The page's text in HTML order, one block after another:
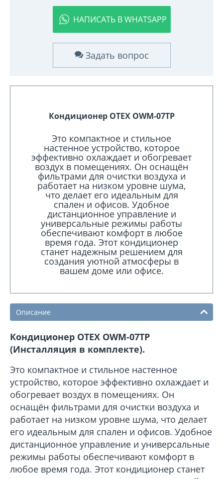
НАПИСАТЬ В WHATSAPP
Задать вопрос
Кондиционер OTEX OWM-07TP
Это компактное и стильное
настенное устройство, которое
эффективно охлаждает и обогревает
воздух в помещениях. Он оснащён
фильтрами для очистки воздуха и
работает на низком уровне шума,
что делает его идеальным для
спален и офисов. Удобное
дистанционное управление и
универсальные режимы работы
обеспечивают комфорт в любое
время года. Этот кондиционер
станет надежным решением для
создания уютной атмосферы в
вашем доме или офисе.
Описание
Кондиционер OTEX OWM-07TP
(Инсталляция в комплекте).
Это компактное и стильное настенное
устройство, которое эффективно охлаждает и
обогревает воздух в помещениях. Он
оснащён фильтрами для очистки воздуха и
работает на низком уровне шума, что делает
его идеальным для спален и офисов. Удобное
дистанционное управление и универсальные
режимы работы обеспечивают комфорт в
любое время года. Этот кондиционер станет